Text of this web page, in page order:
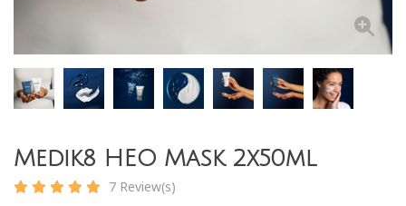
Medik8 HEO Mask 2x50ml
7 Review(s)